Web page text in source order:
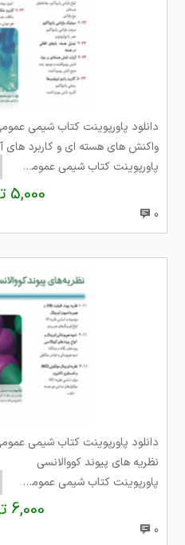
دانلود پاورپوینت کتاب شیمی
واکنش های هسته ای و کاربرد های
پاورپوینت کتاب شیمی عمومی سیلبربرگ
5,000 تومان
0
دانلود پاورپوینت کتاب شیمی
نظریه های پیوند کووالانسی
پاورپوینت کتاب شیمی عمومی سیلبربرگ
6,000 تومان
0